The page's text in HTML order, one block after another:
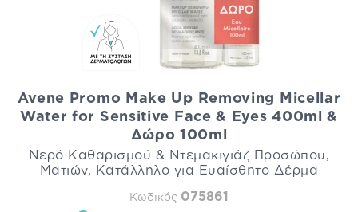
Avene Promo Make Up Removing Micellar
Water for Sensitive Face & Eyes 400ml &
Δώρο 100ml
Νερό Καθαρισμού & Ντεμακιγιάζ Προσώπου,
Ματιών, Κατάλληλο για Ευαίσθητο Δέρμα
Κωδικός 075861